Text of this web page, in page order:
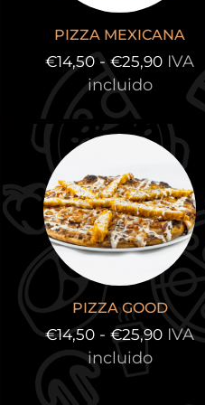
PIZZA MEXICANA
€14,50 - €25,90
desde
€14,50
hasta
IVA
incluido
PIZZA GOOD
€14,50 - €25,90 IVA
incluido